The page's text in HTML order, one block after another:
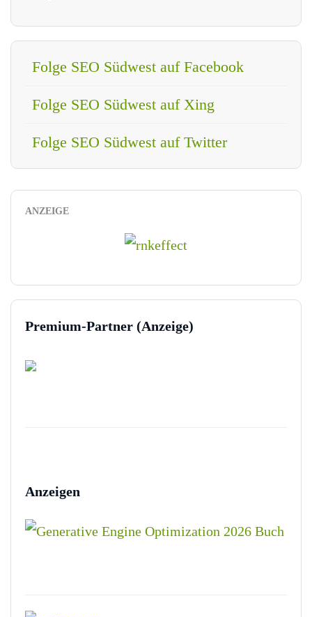
Folge SEO Südwest auf Facebook
Folge SEO Südwest auf Xing
Folge SEO Südwest auf Twitter
ANZEIGE
Premium-Partner (Anzeige)
Anzeigen